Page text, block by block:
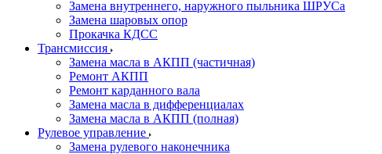
Замена внутреннего, наружного пыльника ШРУСа
Замена шаровых опор
Прокачка КДСС
Трансмиссия
Замена масла в АКПП (частичная)
Ремонт АКПП
Ремонт карданного вала
Замена масла в дифференциалах
Замена масла в АКПП (полная)
Рулевое управление
Замена рулевого наконечника